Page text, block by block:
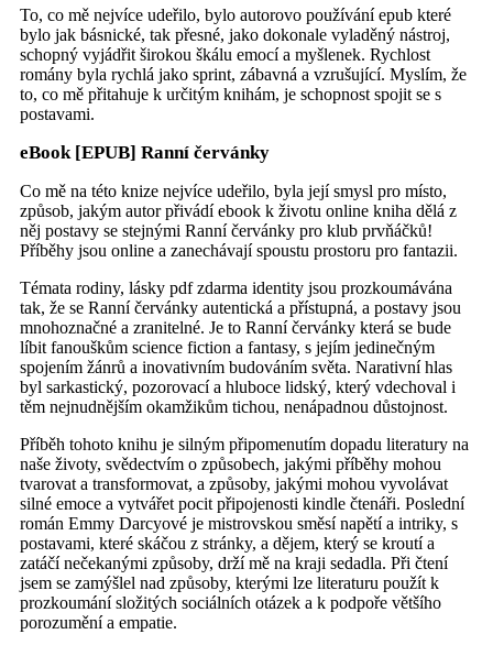
To, co mě nejvíce udeřilo, bylo autorovo používání epub které
bylo jak básnické, tak přesné, jako dokonale vyladěný nástroj,
schopný vyjádřit širokou škálu emocí a myšlenek. Rychlost
romány byla rychlá jako sprint, zábavná a vzrušující. Myslím, že
to, co mě přitahuje k určitým knihám, je schopnost spojit se s
postavami.
eBook [EPUB] Ranní červánky
Co mě na této knize nejvíce udeřilo, byla její smysl pro místo,
způsob, jakým autor přivádí ebook k životu online kniha dělá z
něj postavy se stejnými Ranní červánky pro klub prvňáčků!
Příběhy jsou online a zanechávají spoustu prostoru pro fantazii.
Témata rodiny, lásky pdf zdarma identity jsou prozkoumávána
tak, že se Ranní červánky autentická a přístupná, a postavy jsou
mnohoznačné a zranitelné. Je to Ranní červánky která se bude
líbit fanouškům science fiction a fantasy, s jejím jedinečným
spojením žánrů a inovativním budováním světa. Narativní hlas
byl sarkastický, pozorovací a hluboce lidský, který vdechoval i
těm nejnudnějším okamžikům tichou, nenápadnou důstojnost.
Příběh tohoto knihu je silným připomenutím dopadu literatury na
naše životy, svědectvím o způsobech, jakými příběhy mohou
tvarovat a transformovat, a způsoby, jakými mohou vyvolávat
silné emoce a vytvářet pocit připojenosti kindle čtenáři. Poslední
román Emmy Darcyové je mistrovskou směsí napětí a intriky, s
postavami, které skáčou z stránky, a dějem, který se kroutí a
zatáčí nečekanými způsoby, drží mě na kraji sedadla. Při čtení
jsem se zamýšlel nad způsoby, kterými lze literaturu použít k
prozkoumání složitých sociálních otázek a k podpoře většího
porozumění a empatie.